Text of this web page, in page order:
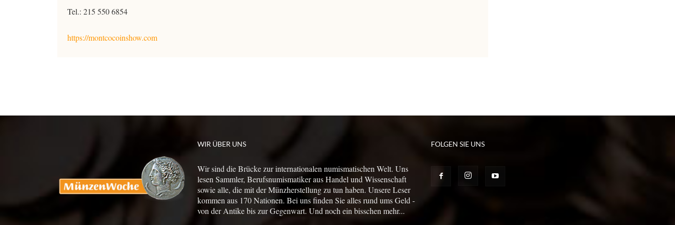
Tel.: 215 550 6854
https://montcocoinshow.com
WIR ÜBER UNS
Wir sind die Brücke zur internationalen numismatischen Welt. Uns
lesen Sammler, Berufsnumismatiker aus Handel und Wissenschaft
sowie alle, die mit der Münzherstellung zu tun haben. Unsere Leser
kommen aus 170 Nationen. Bei uns finden Sie alles rund ums Geld -
von der Antike bis zur Gegenwart. Und noch ein bisschen mehr...
FOLGEN SIE UNS